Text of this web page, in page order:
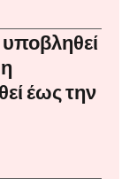
υποβληθεί
έως την